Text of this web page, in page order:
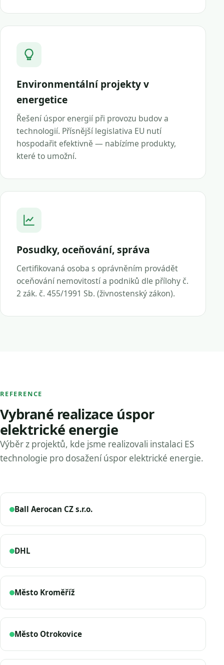
Environmentální projekty v
energetice
Řešení úspor energií při provozu budov a
technologií. Přísnější legislativa EU nutí
hospodařit efektivně — nabízíme produkty,
které to umožní.
Posudky, oceňování, správa
Certifikovaná osoba s oprávněním provádět
oceňování nemovitostí a podniků dle přílohy č.
2 zák. č. 455/1991 Sb. (živnostenský zákon).
REFERENCE
Vybrané realizace úspor
elektrické energie
Výběr z projektů, kde jsme realizovali instalaci ES
technologie pro dosažení úspor elektrické energie.
Ball Aerocan CZ s.r.o.
DHL
Město Kroměříž
Město Otrokovice